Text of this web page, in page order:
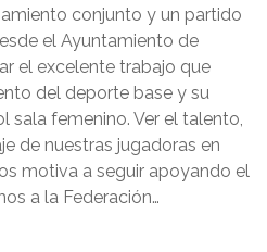
conjunto y un partido
el Ayuntamiento de
el excelente trabajo que
del deporte base y su
sala femenino. Ver el talento,
de nuestras jugadoras en
motiva a seguir apoyando el
a la Federación…